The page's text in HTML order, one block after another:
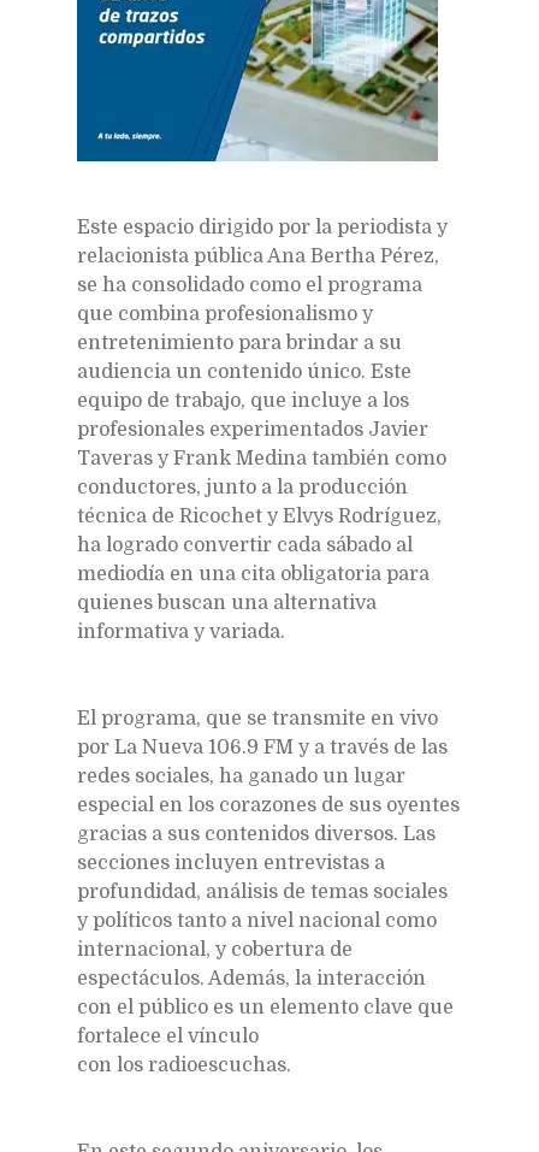
Este espacio dirigido por la periodista y
relacionista pública Ana Bertha Pérez,
se ha consolidado como el programa
que combina profesionalismo y
entretenimiento para brindar a su
audiencia un contenido único. Este
equipo de trabajo, que incluye a los
profesionales experimentados Javier
Taveras y Frank Medina también como
conductores, junto a la producción
técnica de Ricochet y Elvys Rodríguez,
ha logrado convertir cada sábado al
mediodía en una cita obligatoria para
quienes buscan una alternativa
informativa y variada.
El programa, que se transmite en vivo
por La Nueva 106.9 FM y a través de las
redes sociales, ha ganado un lugar
especial en los corazones de sus oyentes
gracias a sus contenidos diversos. Las
secciones incluyen entrevistas a
profundidad, análisis de temas sociales
y políticos tanto a nivel nacional como
internacional, y cobertura de
espectáculos. Además, la interacción
con el público es un elemento clave que
fortalece el vínculo
con los radioescuchas.